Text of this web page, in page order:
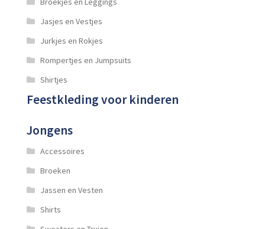
Jasjes en Vestjes
Jurkjes en Rokjes
Rompertjes en Jumpsuits
Shirtjes
Feestkleding voor kinderen
Jongens
Accessoires
Broeken
Jassen en Vesten
Shirts